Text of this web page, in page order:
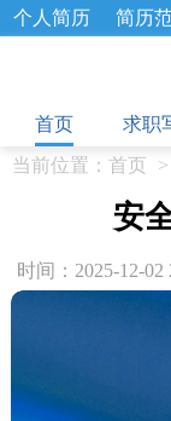
个人简历 简历
招聘
工作
首页
求职
当前位置： 首页 >
安
时间：2025-12-02